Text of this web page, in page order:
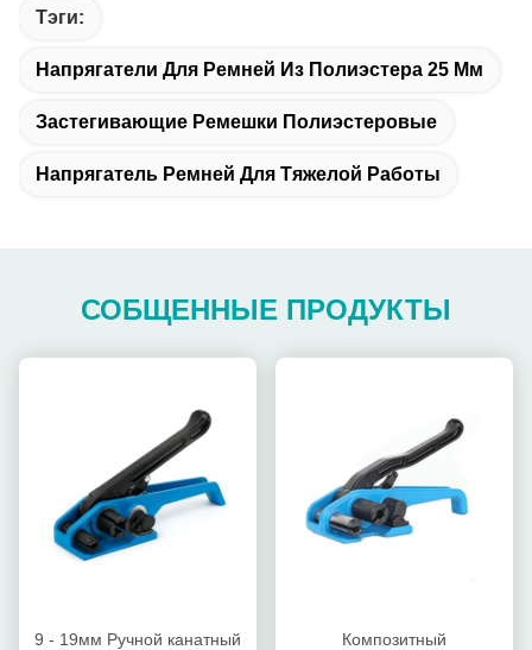
Тэги:
Напрягатели Для Ремней Из Полиэстера 25 Мм
Застегивающие Ремешки Полиэстеровые
Напрягатель Ремней Для Тяжелой Работы
СОБЩЕННЫЕ ПРОДУКТЫ
9 - 19мм Ручной канатный
Композитный